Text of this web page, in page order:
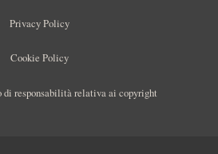
Privacy Policy
Cookie Policy
di responsabilità relativa ai copyright